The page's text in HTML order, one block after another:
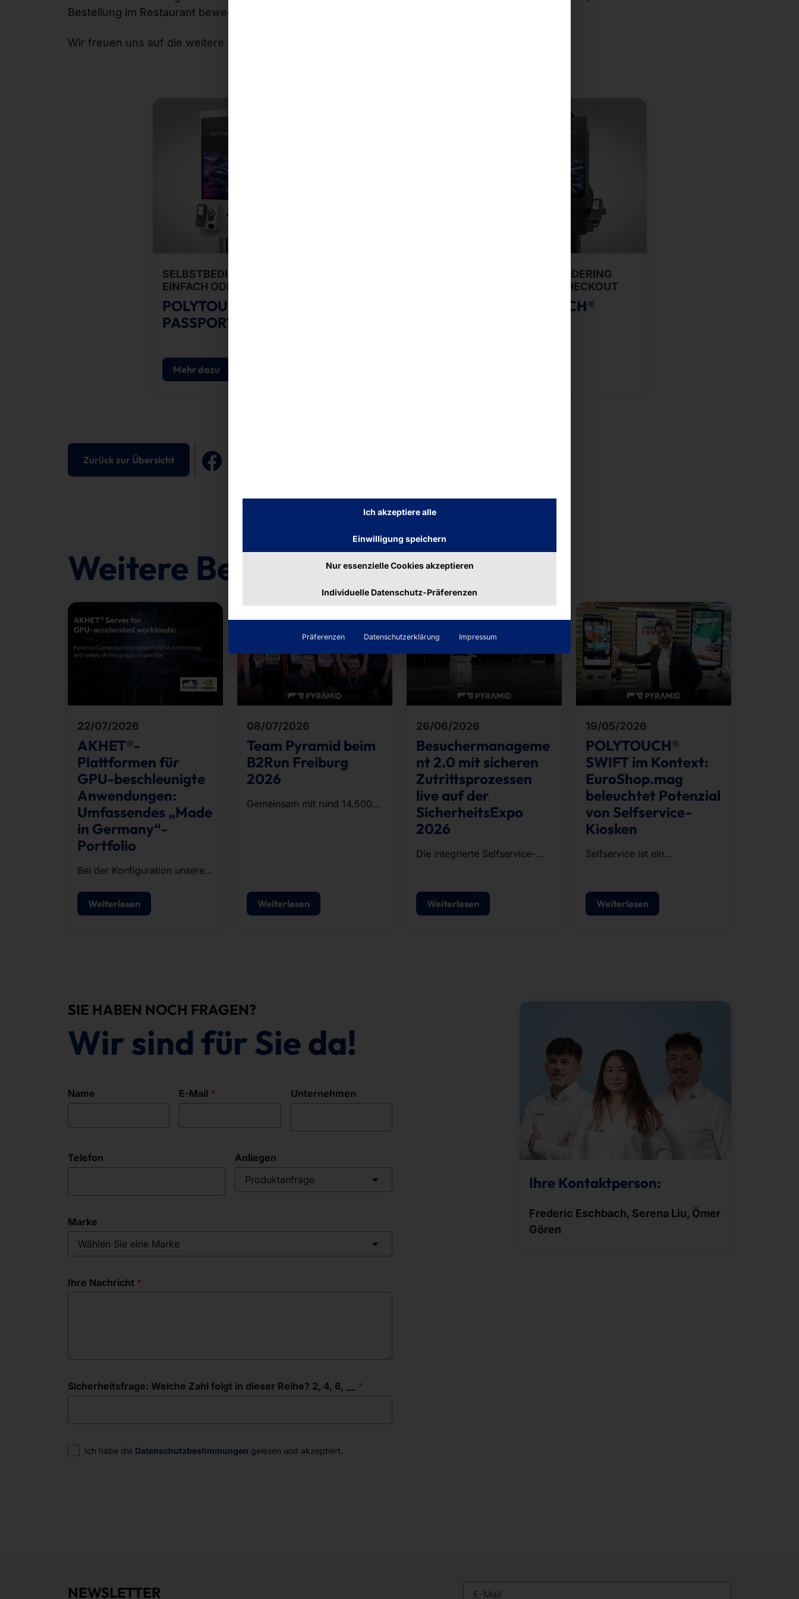
Bestellung im Restaurant bewegt hat.
Wir freuen uns auf die weitere Zusammenarbeit mit VAPIANO.
SELBSTBEDIENUNG:
EINFACH ODER DOPPELT?
POLYTOUCH®
PASSPORT 27
Mehr dazu
FÜR SELF-ORDERING
UND SELF-CHECKOUT
POLYTOUCH®
Zurück zur Übersicht
Weitere Beiträge
22/07/2026
AKHET®-
Plattformen für
GPU-beschleunigte
Anwendungen:
Umfassendes „Made
in Germany“-
Portfolio
Bei der Konfiguration unserer
die KI-Infrastruktur von
NVIDIA.
Weiterlesen
08/07/2026
Team Pyramid beim
B2Run Freiburg
2026
Gemeinsam mit rund 14.500
Weiterlesen
26/06/2026
Besuchermanageme
nt 2.0 mit sicheren
Zutrittsprozessen
live auf der
SicherheitsExpo
2026
Die integrierte Selfservice-
Ausweisdruck und
Zutrittskontrolle.
Weiterlesen
19/05/2026
POLYTOUCH®
SWIFT im Kontext:
EuroShop.mag
beleuchtet Potenzial
von Selfservice-
Kiosken
Selfservice ist ein
Weiterlesen
SIE HABEN NOCH FRAGEN?
Wir sind für Sie da!
Name E-Mail Unternehmen
Telefon
Anliegen
Produktanfrage
Marke
Wählen Sie eine Marke
Ihre Nachricht
Sicherheitsfrage: Welche Zahl folgt in dieser Reihe? 2, 4, 6, __
Einwilligung
Ich habe die Datenschutzbestimmungen gelesen und akzeptiert.
Ihre Kontaktperson:
Frederic Eschbach, Serena Liu, Ömer
Gören
NEWSLETTER E-Mail
Ich akzeptiere alle
Einwilligung speichern
Nur essenzielle Cookies akzeptieren
Individuelle Datenschutz-Präferenzen
Präferenzen Datenschutzerklärung Impressum